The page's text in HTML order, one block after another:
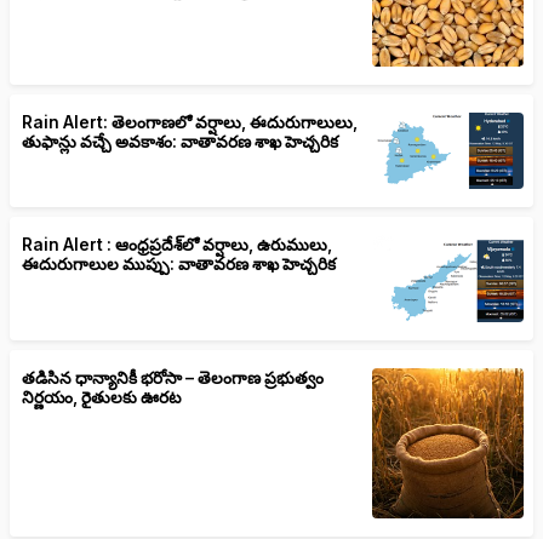
Rain Alert: తెలంగాణలో వర్షాలు, ఈదురుగాలులు,
తుఫాన్లు వచ్చే అవకాశం: వాతావరణ శాఖ హెచ్చరిక
Rain Alert : ఆంధ్రప్రదేశ్‌లో వర్షాలు, ఉరుములు,
ఈదురుగాలుల ముప్పు: వాతావరణ శాఖ హెచ్చరిక
తడిసిన ధాన్యానికీ భరోసా – తెలంగాణ ప్రభుత్వం
నిర్ణయం, రైతులకు ఊరట